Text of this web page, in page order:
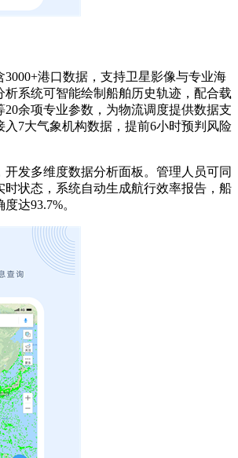
港口数据，支持卫星影像与专业海
析系统可智能绘制船舶历史轨迹，配合载
20余项专业参数，为物流调度提供数据支
入7大气象机构数据，提前6小时预判风险
开发多维度数据分析面板。管理人员可同
时状态，系统自动生成航行效率报告，船
达93.7%。